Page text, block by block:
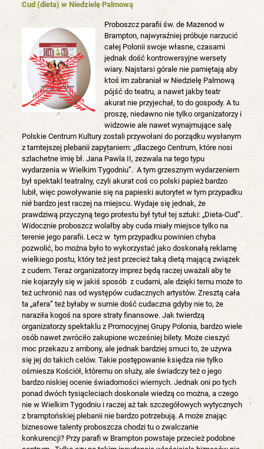
Cud (dieta) w Niedzielę Palmową
Proboszcz parafii św. de Mazenod w
Brampton, najwyraźniej próbuje narzucić
całej Polonii swoje własne, czasami
jednak dość kontrowersyjne wersety
wiary. Najstarsi górale nie pamiętają aby
ktoś im zabraniał w Niedzielę Palmową
pójść do teatru, a nawet jakby teatr
akurat nie przyjechał, to do gospody. A tu
proszę, niedawno nie tylko organizatorzy i
widzowie ale nawet wynajmujące salę
Polskie Centrum Kultury zostali przywołani do porządku wysłanym
z tamtejszej plebanii zapytaniem: „dlaczego Centrum, które nosi
szlachetne imię bł. Jana Pawla II, zezwala na tego typu
wydarzenia w Wielkim Tygodniu”. A tym grzesznym wydarzeniem
był spektakl teatralny, czyli akurat coś co polski papież bardzo
lubił, więc powoływanie się na papieski autorytet w tym przypadku
nie bardzo jest raczej na miejscu. Wydaje się jednak, że
prawdziwą przyczyną tego protestu był tytuł tej sztuki: „Dieta-Cud”.
Widocznie proboszcz wolałby aby cuda miały miejsce tylko na
terenie jego parafii. Lecz w tym przypadku powinien chyba
pozwolić, bo można było to wykorzystać jako doskonałą reklamę
wielkiego postu, który też jest przecież taką dietą mającą związek
z cudem. Teraz organizatorzy imprez będą raczej uważali aby te
nie kojarzyły się w jakiś sposób z cudami, ale dzięki temu może to
też uchronić nas od występów cudacznych artystów. Zresztą cała
ta „afera” też byłaby w sumie dość cudaczna gdyby nie to, że
naraziła kogoś na spore straty finansowe. Jak twierdzą
organizatorzy spektaklu z Promocyjnej Grupy Polonia, bardzo wiele
osób nawet zwróciło zakupione wcześniej bilety. Może cieszyć
moc przekazu z ambony, ale jednak bardziej smuci to, że używa
się jej do takich celów. Takie postępowanie księdza nie tylko
ośmiesza Kościół, któremu on służy, ale świadczy też o jego
bardzo niskiej ocenie świadomości wiernych. Jednak oni po tych
ponad dwóch tysiącleciach doskonale wiedzą co można, a czego
nie w Wielkim Tygodniu i raczej aż tak szczegółowych wytycznych
z bramptońskiej plebanii nie bardzo potrzebują. A może znając
biznesowe talenty proboszcza chodzi tu o zwalczanie
konkurencji? Przy parafi w Brampton powstaje przecież podobne